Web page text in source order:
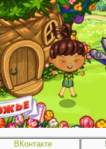
ВКонтакте